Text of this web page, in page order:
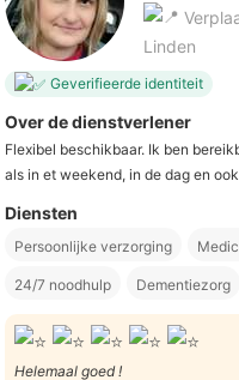
Linden
Geverifieerde identiteit
Over de dienstverlener
Flexibel beschikbaar. Ik ben
als in et weekend, in de dag en
Diensten
Persoonlijke verzorging
24/7 noodhulp Dementiezorg
Helemaal goed !